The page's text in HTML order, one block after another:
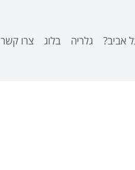
אביב? גלריה בלוג צרו קשר